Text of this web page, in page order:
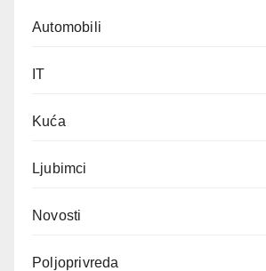
Automobili
IT
Kuća
Ljubimci
Novosti
Poljoprivreda